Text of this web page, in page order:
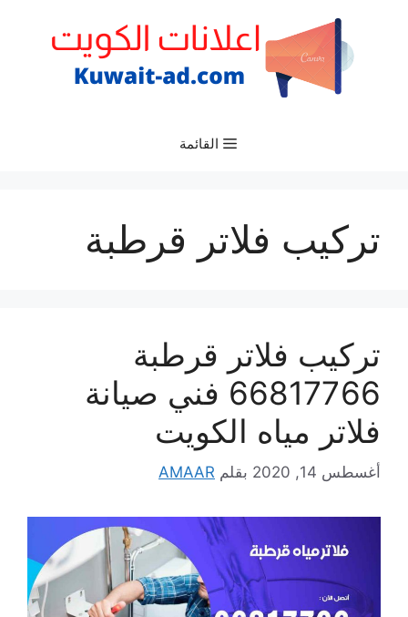
القائمة
تركيب فلاتر قرطبة
تركيب فلاتر قرطبة
66817766 فني صيانة
فلاتر مياه الكويت
أغسطس 14, 2020 بقلم AMAAR